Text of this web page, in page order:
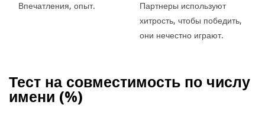
Впечатления, опыт.
Партнеры используют
хитрость, чтобы победить,
они нечестно играют.
Тест на совместимость по числу
имени (%)